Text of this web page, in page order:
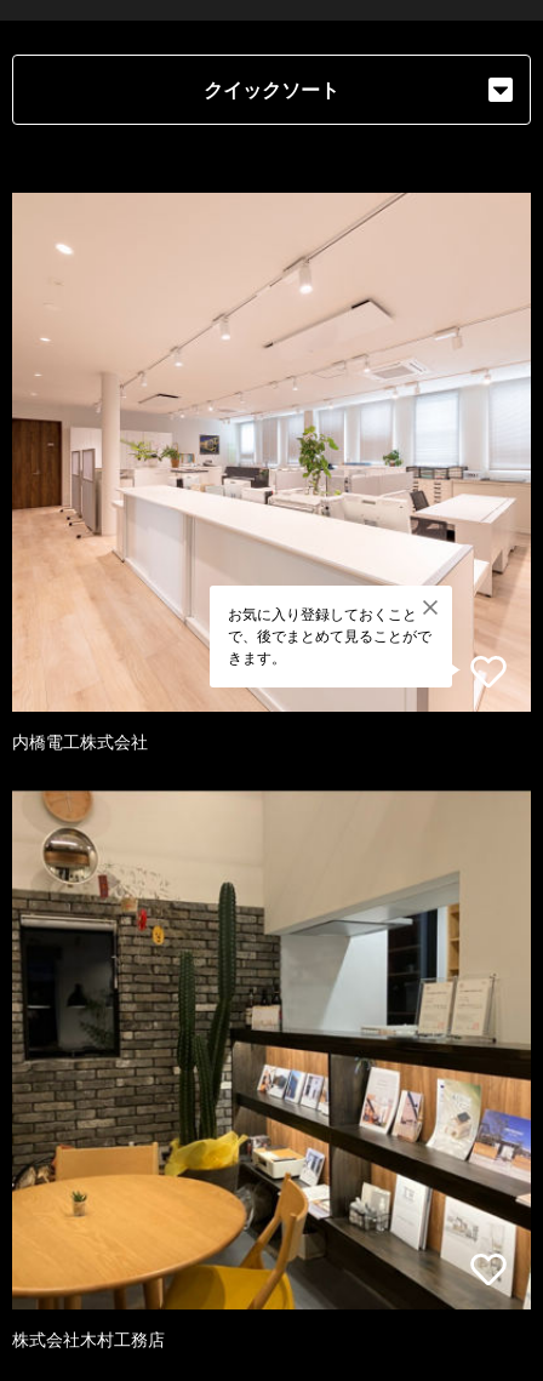
クイックソート
お気に入り登録しておくこと
で、後でまとめて見ることがで
きます。
内橋電工株式会社
株式会社木村工務店